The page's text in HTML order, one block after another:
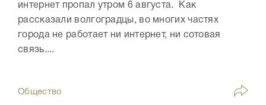
интернет пропал утром 6 августа. Как
рассказали волгоградцы, во многих частях
города не работает ни интернет, ни сотовая
связь....
Общество